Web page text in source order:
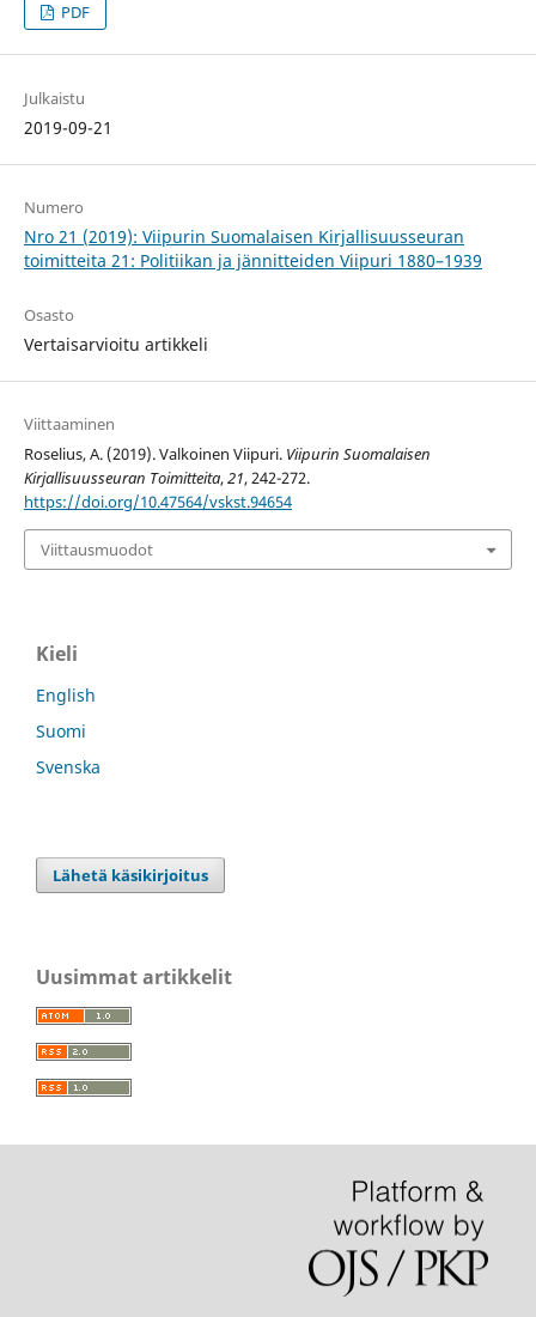
PDF
Julkaistu
2019-09-21
Numero
Nro 21 (2019): Viipurin Suomalaisen Kirjallisuusseuran
toimitteita 21: Politiikan ja jännitteiden Viipuri 1880–1939
Osasto
Vertaisarvioitu artikkeli
Viittaaminen
Roselius, A. (2019). Valkoinen Viipuri. Viipurin Suomalaisen
Kirjallisuusseuran Toimitteita,21, 242-272.
https://doi.org/10.47564/vskst.94654
Viittausmuodot
Kieli
English
Suomi
Svenska
Lähetä käsikirjoitus
Uusimmat artikkelit